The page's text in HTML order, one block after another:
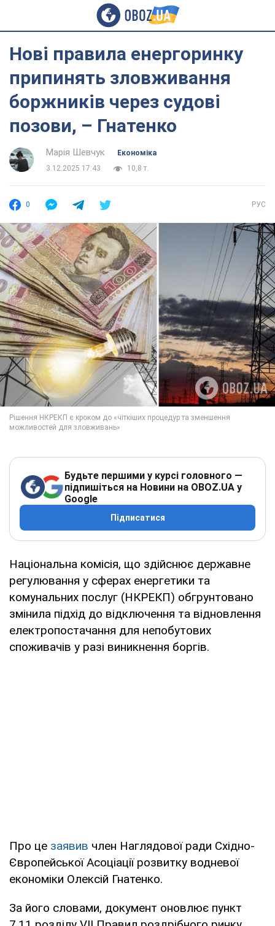
Нові правила енергоринку
припинять зловживання
боржників через судові
позови, – Гнатенко
Марія Шевчук
Економіка
3.12.2025 17:43
10,8 т.
0 РУС
Будьте першими у курсі головного —
підпишіться на Новини на OBOZ.UA у
Google
Підписатися
Національна комісія, що здійснює державне
регулювання у сферах енергетики та
комунальних послуг (НКРЕКП) обгрунтовано
змінила підхід до відключення та відновлення
електропостачання для непобутових
споживачів у разі виникнення боргів.
Про це заявив член Наглядової ради Східно-
Європейської Асоціації розвитку водневої
економіки Олексій Гнатенко.
За його словами, документ оновлює пункт